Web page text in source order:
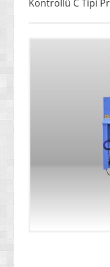
» SAĞLIK / TIP /
» GIDA / YİYECEK /
» TARIM
» DEFİNE ARAMA
» PAKETLEME
Kontrollü C Tipi